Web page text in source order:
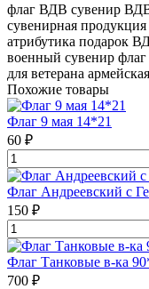
флаг ВДВ сувенир
сувенирная продукция
атрибутика подарок
военный сувенир флаг
для ветерана
Похожие товары
Флаг 9 мая 14*21
60 ₽
Флаг Андреевский с
150 ₽
Флаг Танковые в-ка
700 ₽